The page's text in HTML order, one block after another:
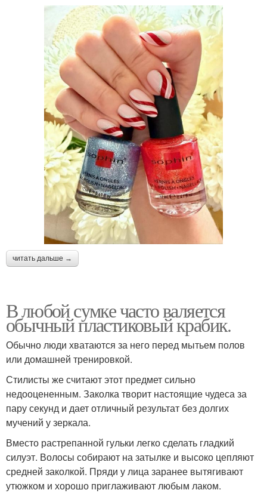
читать дальше →
В любой сумке часто валяется
обычный пластиковый крабик.
Обычно люди хватаются за него перед мытьем полов
или домашней тренировкой.
Стилисты же считают этот предмет сильно
недооцененным. Заколка творит настоящие чудеса за
пару секунд и дает отличный результат без долгих
мучений у зеркала.
Вместо растрепанной гульки легко сделать гладкий
силуэт. Волосы собирают на затылке и высоко цепляют
средней заколкой. Пряди у лица заранее вытягивают
утюжком и хорошо приглаживают любым лаком.